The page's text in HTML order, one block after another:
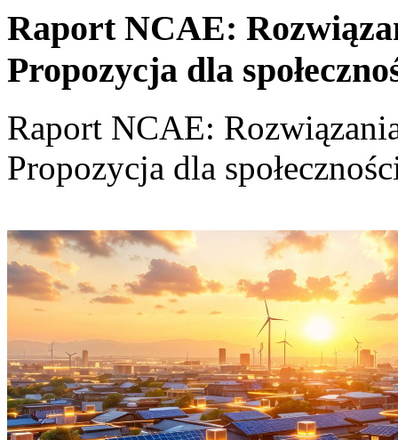
Raport NCAE:
Propozycja dla
Raport NCAE:
Propozycja dla